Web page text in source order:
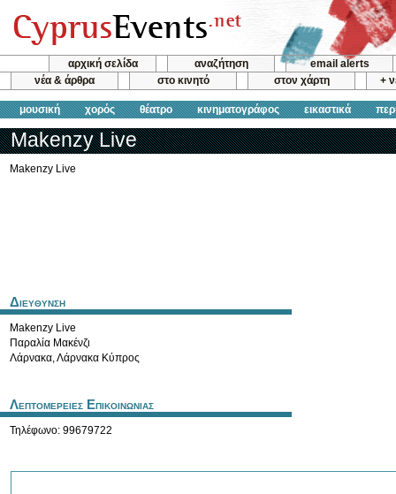
αρχική σελίδα αναζήτηση
email alerts
νέα & άρθρα
στο κινητό στον χάρτη +
μουσική χορός θέατρο κινηματογράφος εικαστικά
Makenzy Live
Makenzy Live
Διευθυνση
Makenzy Live
Παραλία Μακένζι
Λάρνακα,Λάρνακα Κύπρος
Λεπτομερειες Επικοινωνιας
Τηλέφωνο: 99679722